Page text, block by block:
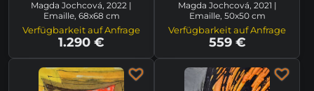
Magda Jochcová, 2022 |
Emaille, 68x68 cm
Verfügbarkeit auf Anfrage
1.290 €
Magda Jochcová, 2021 |
Emaille, 50x50 cm
Verfügbarkeit auf Anfrage
559 €